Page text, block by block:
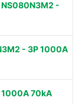
-
- 3P 1000A
1000A 70kA